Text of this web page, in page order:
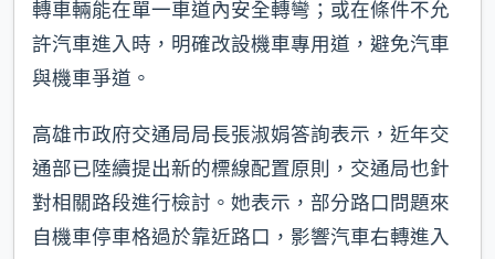
轉車輛能在單一車道內安全轉彎；或在條件不允
許汽車進入時，明確改設機車專用道，避免汽車
與機車爭道。
高雄市政府交通局局長張淑娟答詢表示，近年交
通部已陸續提出新的標線配置原則，交通局也針
對相關路段進行檢討。她表示，部分路口問題來
自機車停車格過於靠近路口，影響汽車右轉進入